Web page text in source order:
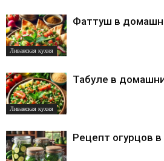
Ливанская кухня
Фаттуш в
Ливанская кухня
Табуле в
Рецепт огурцов в